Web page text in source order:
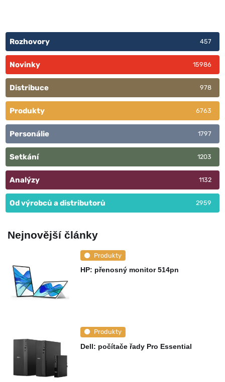
Rozhovory 457
Novinky 15986
Distribuce 978
Produkty 6763
Personálie 1797
Setkání 1203
Analýzy 1132
Od výrobců a distributorů 2959
Nejnovější články
Produkty
HP: přenosný monitor 514pn
Produkty
Dell: počítače řady Pro Essential